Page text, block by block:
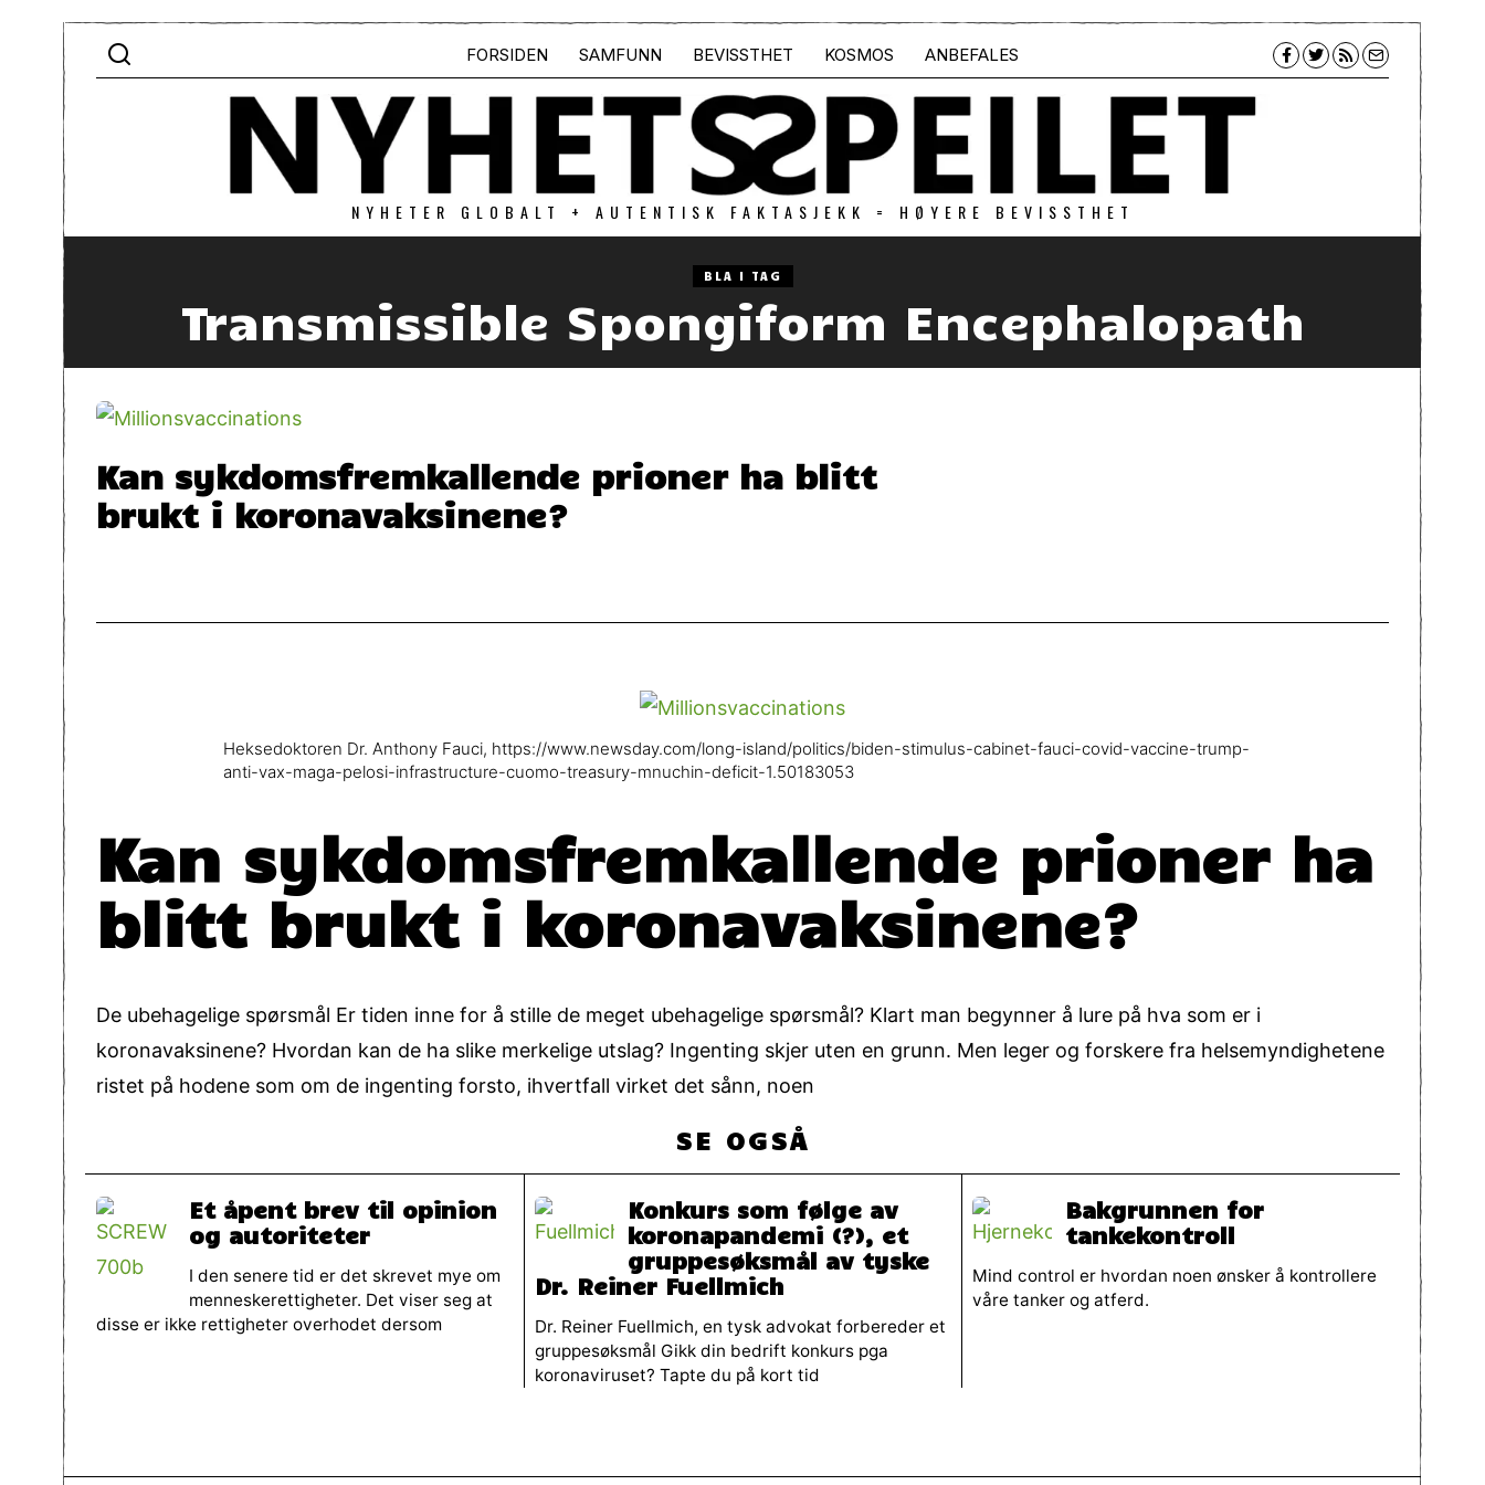
FORSIDEN SAMFUNN BEVISSTHET KOSMOS ANBEFALES
NYHETER GLOBALT + AUTENTISK FAKTASJEKK = HØYERE BEVISSTHET
BLA I TAG
Transmissible Spongiform Encephalopath
Kan sykdomsfremkallende prioner ha blitt
brukt i koronavaksinene?
Heksedoktoren Dr. Anthony Fauci, https://www.newsday.com/long-island/politics/biden-stimulus-cabinet-fauci-covid-vaccine-trump-
anti-vax-maga-pelosi-infrastructure-cuomo-treasury-mnuchin-deficit-1.50183053
Kan sykdomsfremkallende prioner ha
blitt brukt i koronavaksinene?
De ubehagelige spørsmål Er tiden inne for å stille de meget ubehagelige spørsmål? Klart man begynner å lure på hva som er i
koronavaksinene? Hvordan kan de ha slike merkelige utslag? Ingenting skjer uten en grunn. Men leger og forskere fra helsemyndighetene
ristet på hodene som om de ingenting forsto, ihvertfall virket det sånn, noen
SE OGSÅ
Et åpent brev til opinion
og autoriteter
I den senere tid er det skrevet mye om
menneskerettigheter. Det viser seg at
disse er ikke rettigheter overhodet dersom
Konkurs som følge av
koronapandemi (?), et
gruppesøksmål av tyske
Dr. Reiner Fuellmich
Dr. Reiner Fuellmich, en tysk advokat forbereder et
gruppesøksmål Gikk din bedrift konkurs pga
koronaviruset? Tapte du på kort tid
Bakgrunnen for
tankekontroll
Mind control er hvordan noen ønsker å kontrollere
våre tanker og atferd.